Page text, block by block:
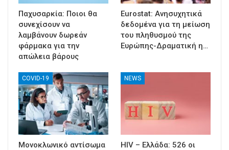
Παχυσαρκία: Ποιοι θα
συνεχίσουν να
λαμβάνουν δωρεάν
φάρμακα για την
απώλεια βάρους
Eurostat: Ανησυχητικά
δεδομένα για τη μείωση
του πληθυσμού της
Ευρώπης-Δραματική η…
COVID-19
Μονοκλωνικό αντίσωμα
NEWS
HIV – Ελλάδα: 526 οι